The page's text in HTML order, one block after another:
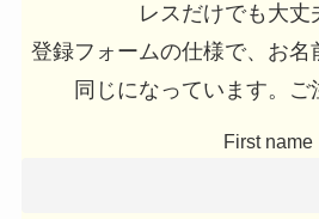
レスだけでも大丈
登録フォームの仕様で、お名
同じになっています。ご
First name